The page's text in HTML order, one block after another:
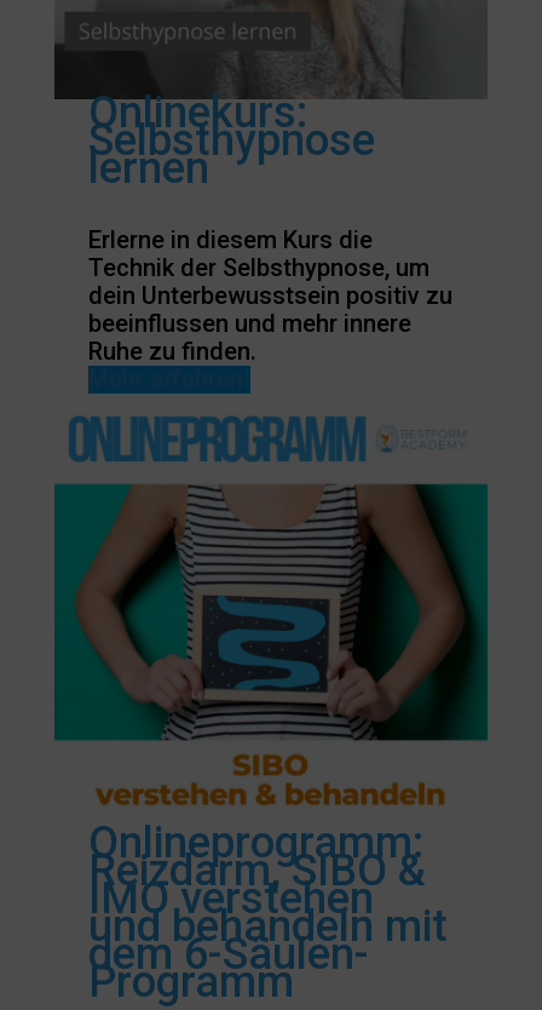
Onlinekurs:
Selbsthypnose
lernen
Erlerne in diesem Kurs die
Technik der Selbsthypnose, um
dein Unterbewusstsein positiv zu
beeinflussen und mehr innere
Ruhe zu finden.
Onlineprogramm:
Reizdarm, SIBO &
IMO verstehen
und behandeln mit
dem 6-Säulen-
Programm